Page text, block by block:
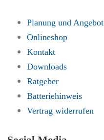
Planung und Angebot
Onlineshop
Kontakt
Downloads
Ratgeber
Batteriehinweis
Vertrag widerrufen